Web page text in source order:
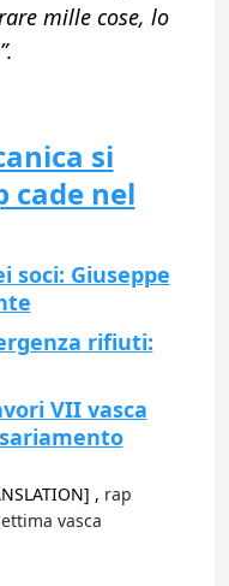
mille cose, lo
si
cade nel
soci: Giuseppe
rifiuti:
VII vasca
, rap
vasca